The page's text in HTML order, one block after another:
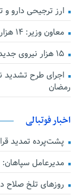
ارز ترجیحی دارو و
معاون وزیر: ۱۴ هزار پرستار در مراکز درمانی کشور فعالیت می‌کنند
۱۵ هزار نیروی جدید به نظام سلامت کشور افزوده شد
اجرای طرح تشدید
رمضان
اخبار فوتبالی
پشت‌پرده تمدید
مدیرعامل
روزهای تلخ صلاح